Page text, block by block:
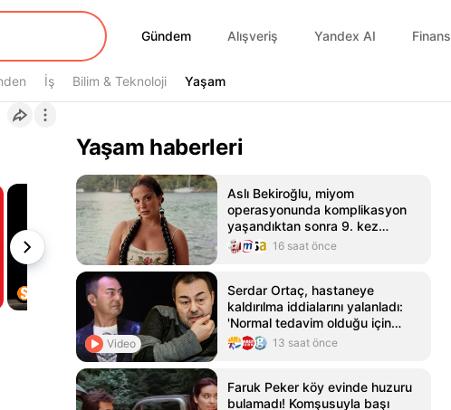
Gündem
Gündem Alışveriş Yandex AI Finans
İş Bilim & Teknoloji Yaşam
Yaşam
Yaşam haberleri
Aslı Bekiroğlu, miyom
operasyonunda komplikasyon
yaşandıktan sonra 9. kez
ameliyat olacak
16 saat önce
Video
Serdar Ortaç, hastaneye
kaldırılma iddialarını yalanladı:
'Normal tedavim olduğu için
hastanedeydim'
13 saat önce
Faruk Peker köy evinde huzuru
bulamadı! Komşusuyla başı